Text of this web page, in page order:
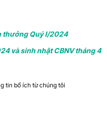
thưởng Quý I/2024
và sinh nhật CBNV tháng 4
tin bổ ích từ chúng tôi​